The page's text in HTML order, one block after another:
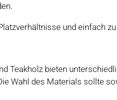
und einfach
Teakholz bieten
Wahl des Materials sollte